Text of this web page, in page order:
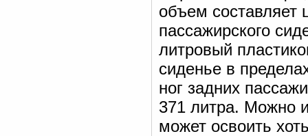
объем составляет
пассажирского
литровый
сиденье в
ног задних
371 литра. Можно
может освоить